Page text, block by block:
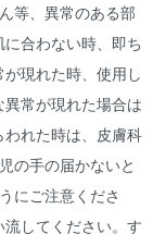
等、異常のある部
合わない時、即ち
現れた時、使用し
常が現れた場合は
れた時は、皮膚科
の手の届かないと
にご注意くださ
してください。す